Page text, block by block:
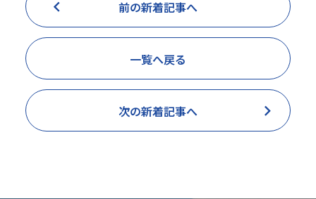
前の新着記事へ
一覧へ戻る
次の新着記事へ